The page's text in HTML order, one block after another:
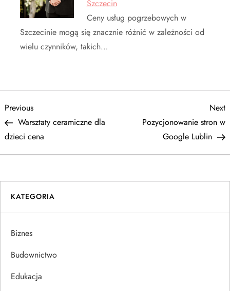
Szczecin
Ceny usług pogrzebowych w
Szczecinie mogą się znacznie różnić w zależności od
wielu czynników, takich…
N
a
w
i
g
a
c
Previous
Post
Previous
Warsztaty ceramiczne dla
dzieci cena
Next
Pozycjonowanie stron w
Google Lublin
KATEGORIA
Biznes
Budownictwo
Edukacja